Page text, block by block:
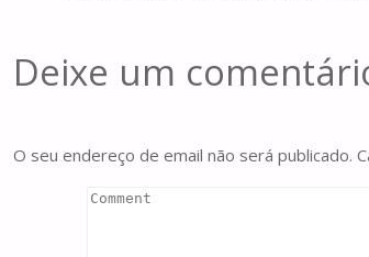
Deixe um
O seu endereço de email não será publicado.